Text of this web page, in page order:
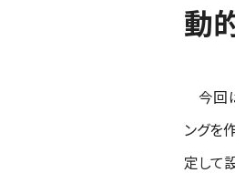
動
今回
ングを
定して